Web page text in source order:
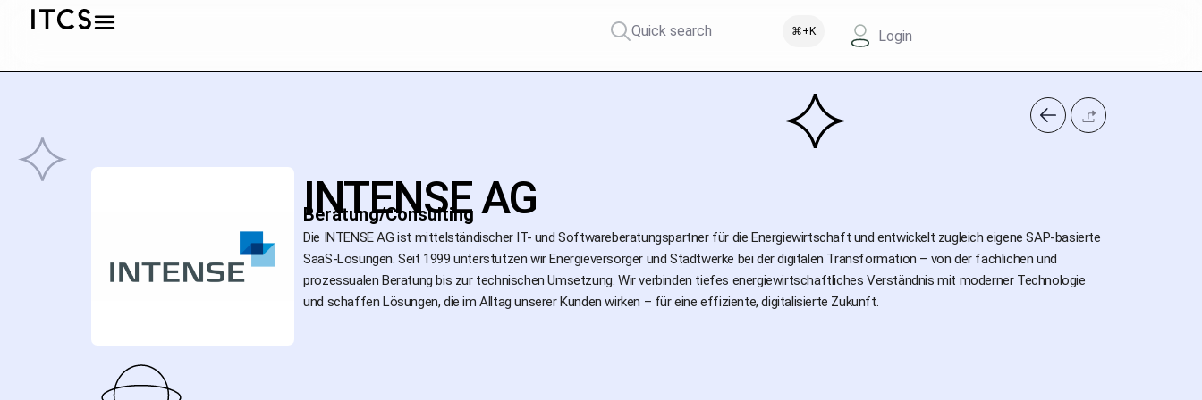
Quick search ⌘+K Login
INTENSE AG
Beratung/Consulting
Die INTENSE AG ist mittelständischer IT- und Softwareberatungspartner für die Energiewirtschaft und entwickelt zugleich eigene SAP-basierte
SaaS-Lösungen. Seit 1999 unterstützen wir Energieversorger und Stadtwerke bei der digitalen Transformation – von der fachlichen und
prozessualen Beratung bis zur technischen Umsetzung. Wir verbinden tiefes energiewirtschaftliches Verständnis mit moderner Technologie
und schaffen Lösungen, die im Alltag unserer Kunden wirken – für eine effiziente, digitalisierte Zukunft.